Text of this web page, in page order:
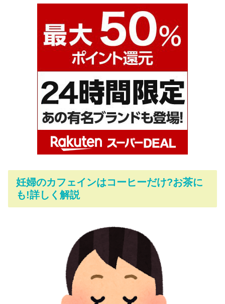
妊婦のカフェインはコーヒーだけ?お茶に
も!詳しく解説